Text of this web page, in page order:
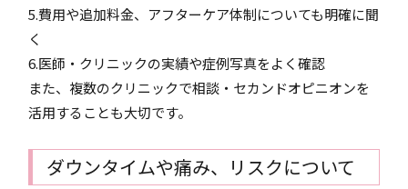
5.費用や追加料金、アフターケア体制についても明確に聞
く
6.医師・クリニックの実績や症例写真をよく確認
また、複数のクリニックで相談・セカンドオピニオンを
活用することも大切です。
ダウンタイムや痛み、リスクについて